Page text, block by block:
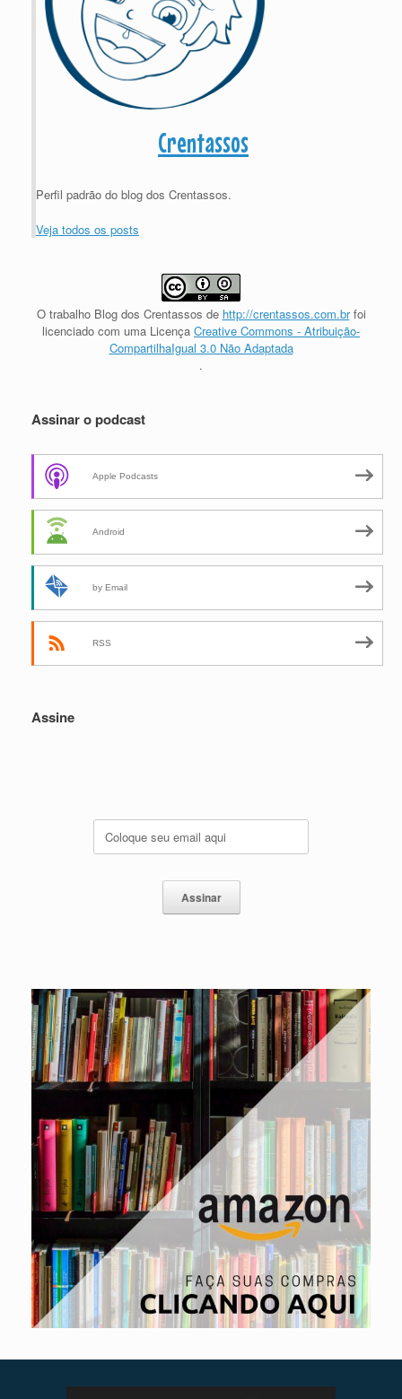
Crentassos
Perfil padrão do blog dos Crentassos.
Veja todos os posts
O trabalho Blog dos Crentassos de http://crentassos.com.brfoi
licenciado com uma Licença Creative Commons - Atribuição-
CompartilhaIgual 3.0 Não Adaptada
.
Assinar o podcast
Apple Podcasts
Android
by Email
RSS
Assine